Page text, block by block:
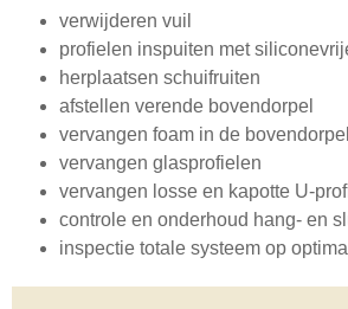
verwijderen vuil
profielen inspuiten met
herplaatsen schuifruiten
afstellen verende bovendorpel
vervangen foam in de bovendorpel
vervangen glasprofielen
vervangen losse en kapotte U-
controle en onderhoud hang- en
inspectie totale systeem op